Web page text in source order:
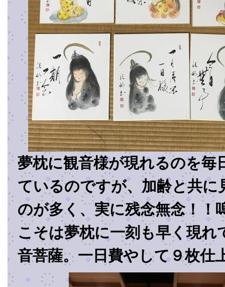
夢枕に観音様が現れるのを毎
ているのですが、加齢と共に
のが多く、実に残念無念！！
こそは夢枕に一刻も早く現れ
音菩薩。一日費やして９枚仕